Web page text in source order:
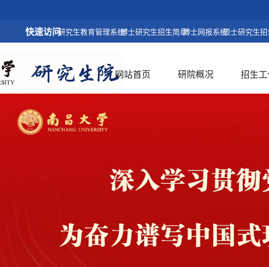
快速访问研究生教育管理系统博士研究生招生简章博士网报系统硕士研究生招
网站首页 研院概况 招生